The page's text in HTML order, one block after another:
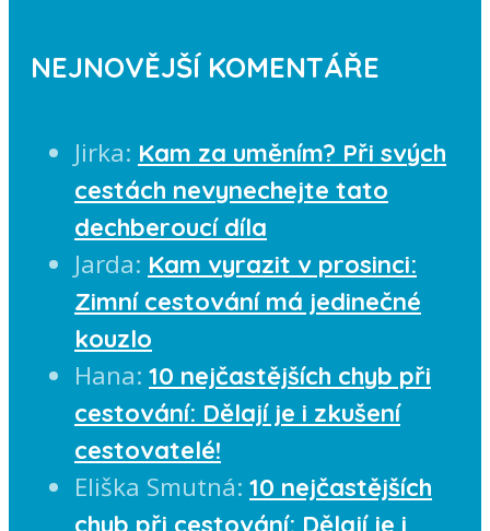
NEJNOVĚJŠÍ KOMENTÁŘE
Jirka: Kam za uměním? Při svých
cestách nevynechejte tato
dechberoucí díla
Jarda: Kam vyrazit v prosinci:
Zimní cestování má jedinečné
kouzlo
Hana: 10 nejčastějších chyb při
cestování: Dělají je i zkušení
cestovatelé!
Eliška Smutná: 10 nejčastějších
chyb při cestování: Dělají je i